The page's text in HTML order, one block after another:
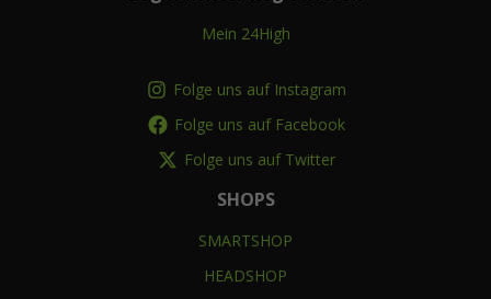
Mein 24High
Folge uns auf Instagram
Folge uns auf Facebook
Folge uns auf Twitter
SHOPS
SMARTSHOP
HEADSHOP